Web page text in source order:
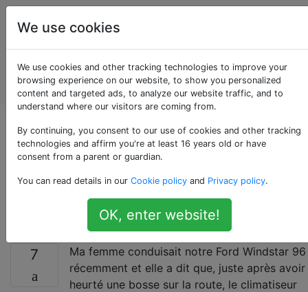
Entretien et
réparation
de
véhicules
automobiles
Account
Un fusible grillé
indique-t-il toujours
un court-circuit?
7
Ma femme conduisait notre Ford Windstar 96
récemment et elle a dit que, juste après avoir
heurté une bosse sur la route, le climatiseur
We use cookies
We use cookies and other tracking technologies to improve your
browsing experience on our website, to show you personalized
content and targeted ads, to analyze our website traffic, and to
understand where our visitors are coming from.
By continuing, you consent to our use of cookies and other tracking
technologies and affirm you're at least 16 years old or have
consent from a parent or guardian.
You can read details in our Cookie policy and Privacy policy.
OK, enter website!